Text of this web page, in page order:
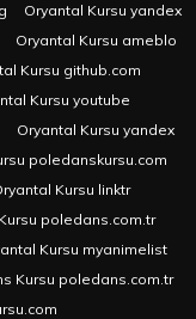
Oryantal Kursu yandex
Oryantal Kursu ameblo
Kursu github.com
Kursu youtube
Oryantal Kursu yandex
poledanskursu.com
Kursu linktr
poledans.com.tr
Kursu myanimelist
Kursu poledans.com.tr